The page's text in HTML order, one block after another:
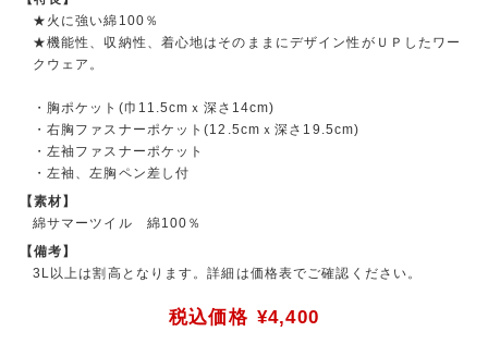
★火に強い綿100％
★機能性、収納性、着心地はそのままにデザイン性がＵＰしたワー
クウェア。
・胸ポケット(巾11.5cmｘ深さ14cm)
・右胸ファスナーポケット(12.5cmｘ深さ19.5cm)
・左袖ファスナーポケット
・左袖、左胸ペン差し付
【素材】
綿サマーツイル 綿100％
【備考】
3L以上は割高となります。詳細は価格表でご確認ください。
税込価格 ¥4,400